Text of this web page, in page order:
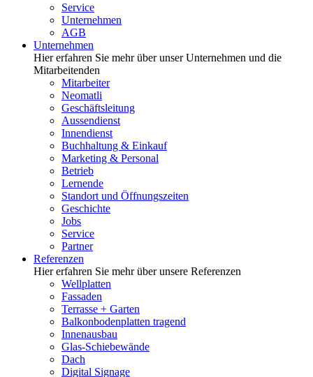
Service
Unternehmen
AGB
Unternehmen
Hier erfahren Sie mehr über unser Unternehmen und die
Mitarbeitenden
Mitarbeiter
Neomatli
Geschäftsleitung
Aussendienst
Innendienst
Buchhaltung & Einkauf
Marketing & Personal
Betrieb
Lernende
Standort und Öffnungszeiten
Geschichte
Jobs
Service
Partner
Referenzen
Hier erfahren Sie mehr über unsere Referenzen
Wellplatten
Fassaden
Terrasse + Garten
Balkonbodenplatten tragend
Innenausbau
Glas-Schiebewände
Dach
Digital Signage